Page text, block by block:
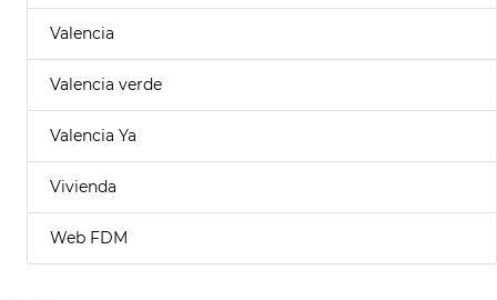
Valencia
Valencia verde
Valencia Ya
Vivienda
Web FDM